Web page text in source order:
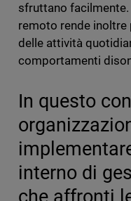
sfruttano facilmente.
remoto rende
delle attività
comportamenti
In questo
interno di
che affronti